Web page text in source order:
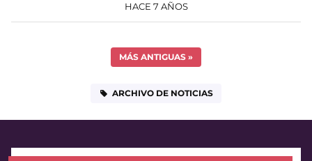
HACE 7 AÑOS
MÁS ANTIGUAS »
ARCHIVO DE NOTICIAS